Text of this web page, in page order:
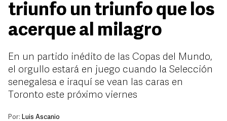
triunfo un triunfo que los
acerque al milagro
En un partido inédito de las Copas del Mundo,
el orgullo estará en juego cuando la Selección
senegalesa e iraquí se vean las caras en
Toronto este próximo viernes
Por: Luis Ascanio